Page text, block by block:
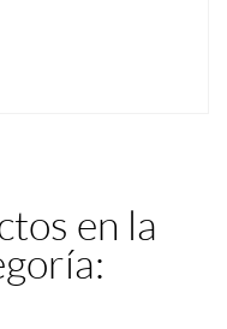
en la